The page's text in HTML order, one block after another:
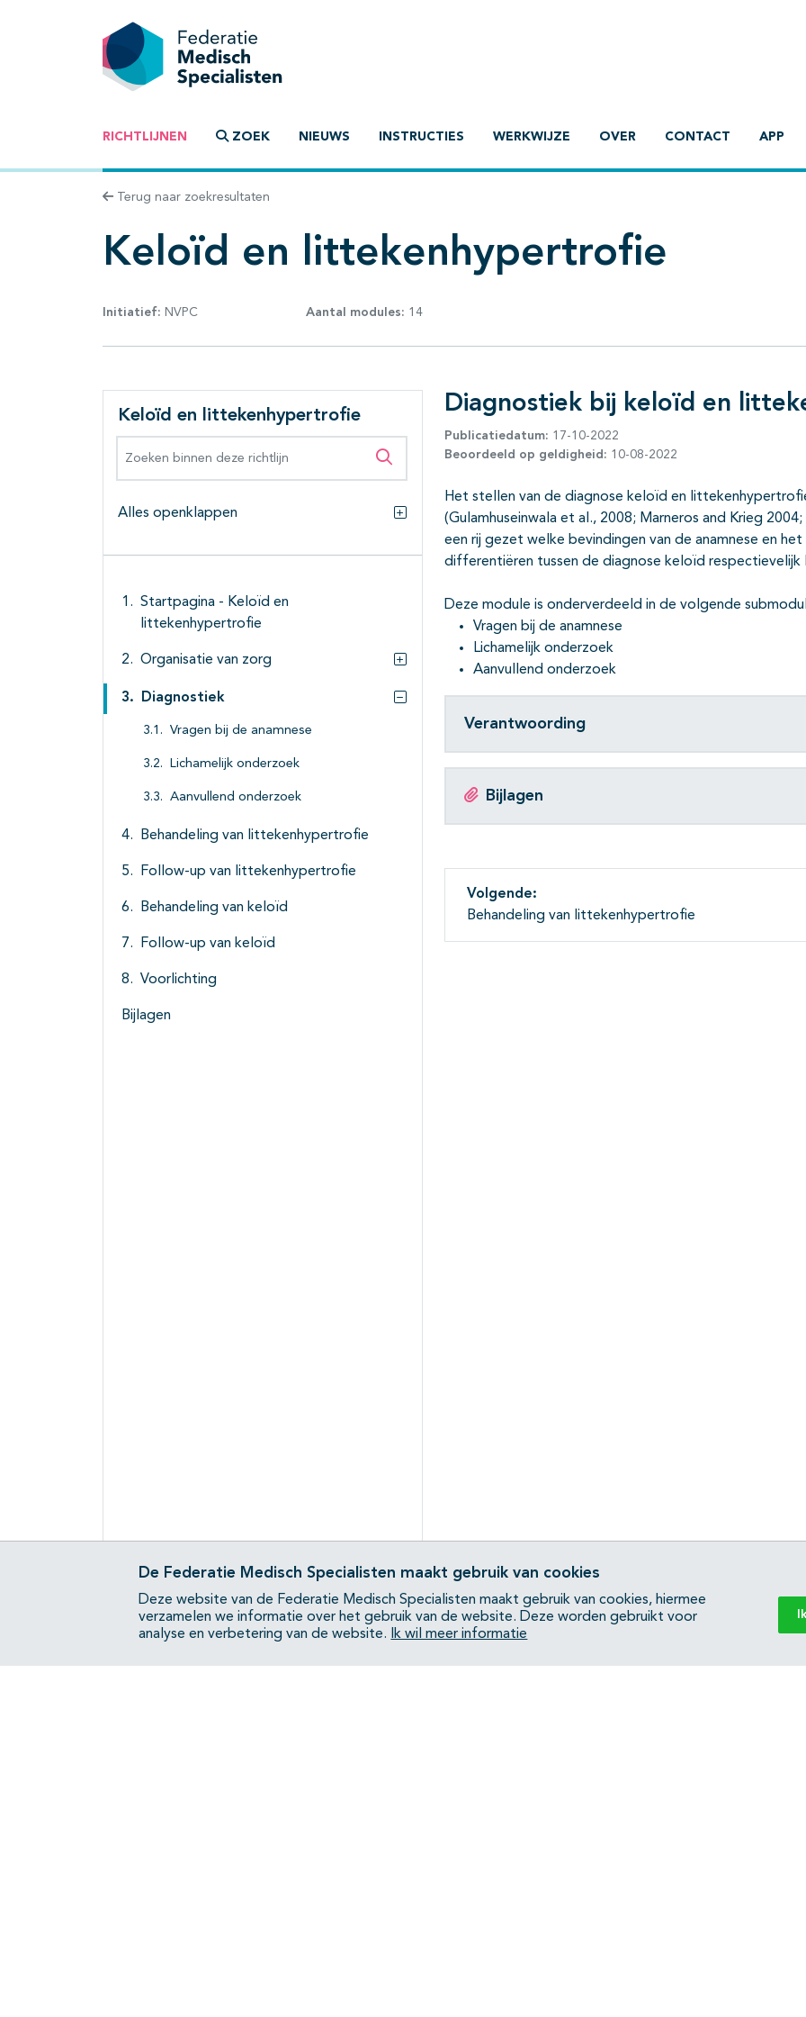
RICHTLIJNEN ZOEK NIEUWS INSTRUCTIES WERKWIJZE OVER CONTACT APP
Terug naar zoekresultaten
Keloïd en littekenhypertrofie
Initiatief: NVPC Aantal modules: 14
Keloïd en littekenhypertrofie
Zoeken binnen deze richtlijn
Alles openklappen
Alles openklappen
Startpagina - Keloïd en
littekenhypertrofie
Organisatie van zorg
Diagnostiek
Subpagina's open- en dichtklappen
Vragen bij de anamnese
Lichamelijk onderzoek
Aanvullend onderzoek
Behandeling van littekenhypertrofie
Follow-up van littekenhypertrofie
Behandeling van keloïd
Follow-up van keloïd
Voorlichting
Bijlagen
Diagnostiek bij keloïd en
Publicatiedatum: 17-10-2022
Beoordeeld op geldigheid: 10-08-2022
Het stellen van de diagnose keloïd en
(Gulamhuseinwala et al., 2008; Marneros and Krieg
een rij gezet welke bevindingen van de anamnese en
differentiëren tussen de diagnose keloïd
Deze module is onderverdeeld in de volgende
Vragen bij de anamnese
Lichamelijk onderzoek
Aanvullend onderzoek
Verantwoording
Bijlagen
Volgende:
Behandeling van littekenhypertrofie
De Federatie Medisch Specialisten maakt gebruik van cookies
Deze website van de Federatie Medisch Specialisten maakt gebruik van cookies, hiermee
verzamelen we informatie over het gebruik van de website. Deze worden gebruikt voor
analyse en verbetering van de website.
Ik wil meer informatie